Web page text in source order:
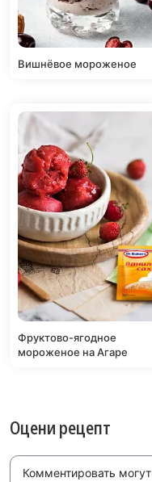
Вишнёвое мороженое
Фруктово-ягодное
мороженое на Агаре
Оцени рецепт
Комментировать могут